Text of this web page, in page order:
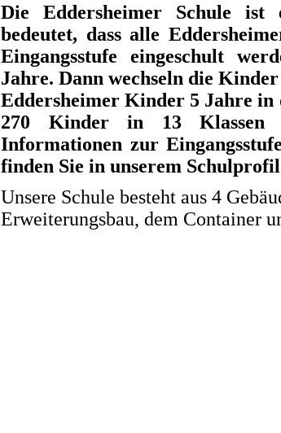
Die Eddersheimer Schule ist
bedeutet, dass alle
Eingangsstufe eingeschult
Jahre. Dann wechseln die
Eddersheimer Kinder 5 Jahre in
270 Kinder in 13 Klassen
Informationen zur
finden Sie in unserem
Unsere Schule besteht aus 4
Erweiterungsbau, dem Container